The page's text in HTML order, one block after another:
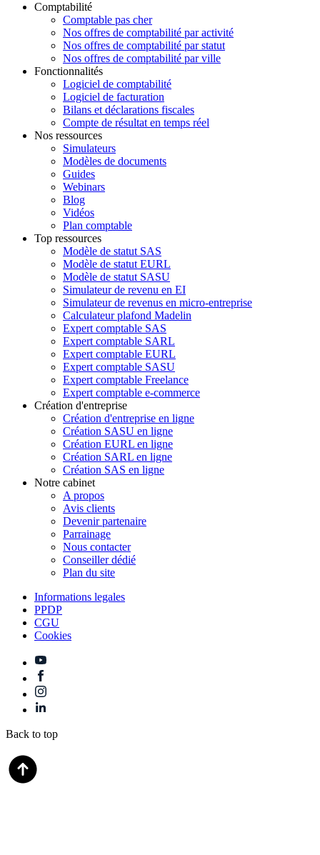
Comptabilité
Comptable pas cher
Nos offres de comptabilité par activité
Nos offres de comptabilité par statut
Nos offres de comptabilité par ville
Fonctionnalités
Logiciel de comptabilité
Logiciel de facturation
Bilans et déclarations fiscales
Compte de résultat en temps réel
Nos ressources
Simulateurs
Modèles de documents
Guides
Webinars
Blog
Vidéos
Plan comptable
Top ressources
Modèle de statut SAS
Modèle de statut EURL
Modèle de statut SASU
Simulateur de revenu en EI
Simulateur de revenus en micro-entreprise
Calculateur plafond Madelin
Expert comptable SAS
Expert comptable SARL
Expert comptable EURL
Expert comptable SASU
Expert comptable Freelance
Expert comptable e-commerce
Création d'entreprise
Création d'entreprise en ligne
Création SASU en ligne
Création EURL en ligne
Création SARL en ligne
Création SAS en ligne
Notre cabinet
A propos
Avis clients
Devenir partenaire
Parrainage
Nous contacter
Conseiller dédié
Plan du site
Informations legales
PPDP
CGU
Cookies
Back to top